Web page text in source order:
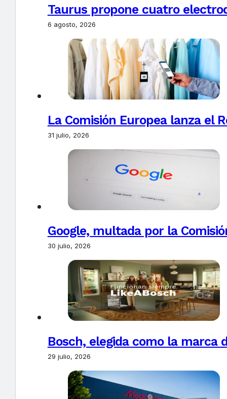
Taurus propone cuatro
6 agosto, 2026
La Comisión Europea lanza el
31 julio, 2026
Google, multada por la
30 julio, 2026
Bosch, elegida como la marca
29 julio, 2026